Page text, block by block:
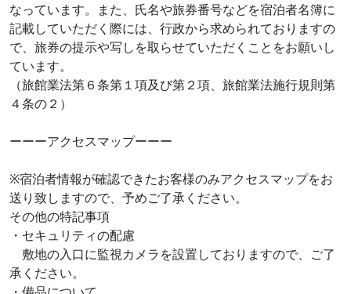
なっています。また、氏名や旅券番号などを宿泊者名簿に
記載していただく際には、行政から求められておりますの
で、旅券の提示や写しを取らせていただくことをお願いし
ています。
（旅館業法第６条第１項及び第２項、旅館業法施行規則第
４条の２）
ーーーアクセスマップーーー
※宿泊者情報が確認できたお客様のみアクセスマップをお
送り致しますので、予めご了承ください。
その他の特記事項
・セキュリティの配慮
敷地の入口に監視カメラを設置しておりますので、ご了
承ください。